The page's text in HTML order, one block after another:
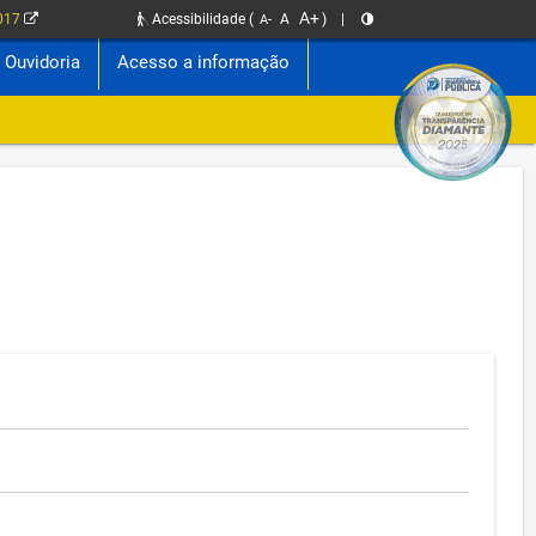
Acessibilidade ( A- A A+)
Ouvidoria Acesso a informação